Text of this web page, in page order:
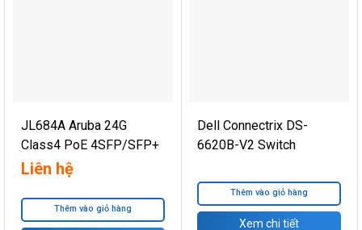
JL684A Aruba 24G
Class4 PoE 4SFP/SFP+
370W Switch
Liên hệ
Thêm vào giỏ hàng
Dell Connectrix DS-
6620B-V2 Switch
Thêm vào giỏ hàng
Xem chi tiết